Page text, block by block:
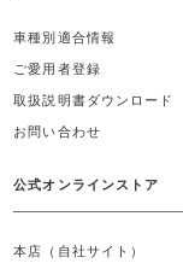
車種別適合情報
ご愛用者登録
取扱説明書ダウンロード
お問い合わせ
公式オンラインストア
本店（自社サイト）